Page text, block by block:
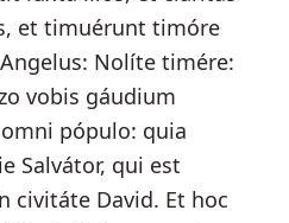
et timuérunt timóre
Nolíte timére:
vobis gáudium
pópulo: quia
Salvátor, qui est
civitáte David. Et hoc